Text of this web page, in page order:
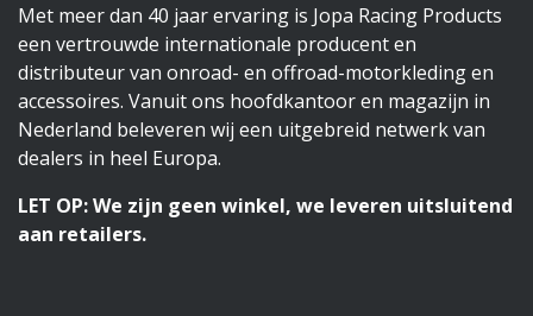
Met meer dan 40 jaar ervaring is Jopa Racing Products
een vertrouwde internationale producent en
distributeur van onroad- en offroad-motorkleding en
accessoires. Vanuit ons hoofdkantoor en magazijn in
Nederland beleveren wij een uitgebreid netwerk van
dealers in heel Europa.
LET OP: We zijn geen winkel, we leveren uitsluitend
aan retailers.